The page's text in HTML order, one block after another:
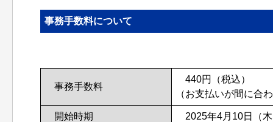
事務手数料について
事務手数料
440円（税込）
（お支払いが間に合
開始時期 2025年4月10日（